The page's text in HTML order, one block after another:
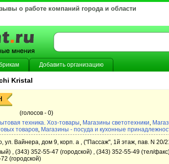
о работе компаний города и области
Добавить организацию
Kristal
(голосов - 0)
техника. Хоз-товары, Магазины светотехники,
товаров, Магазины - посуда и кухонные
ул. Вайнера, дом 9, корп. а , ("Пассаж", 1й этаж, пав. N 20/
, (343) 352-55-47 (городской) , (343) 352-55-49 (тел/
(городской)